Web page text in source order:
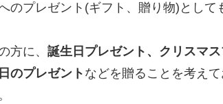
のプレゼント(ギフト、贈り物)として
方に、 誕生日プレゼント、クリスマ
のプレゼント などを贈ることを考え